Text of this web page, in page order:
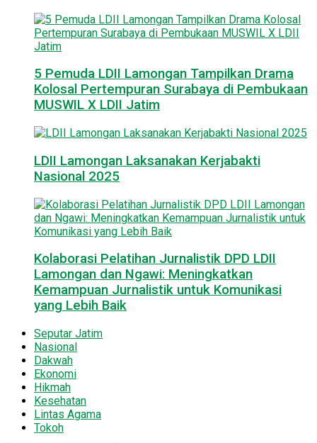
5 Pemuda LDII Lamongan Tampilkan Drama
Kolosal Pertempuran Surabaya di Pembukaan
MUSWIL X LDII Jatim
LDII Lamongan Laksanakan Kerjabakti
Nasional 2025
Kolaborasi Pelatihan Jurnalistik DPD LDII
Lamongan dan Ngawi: Meningkatkan
Kemampuan Jurnalistik untuk Komunikasi
yang Lebih Baik
Seputar Jatim
Nasional
Dakwah
Ekonomi
Hikmah
Kesehatan
Lintas Agama
Tokoh